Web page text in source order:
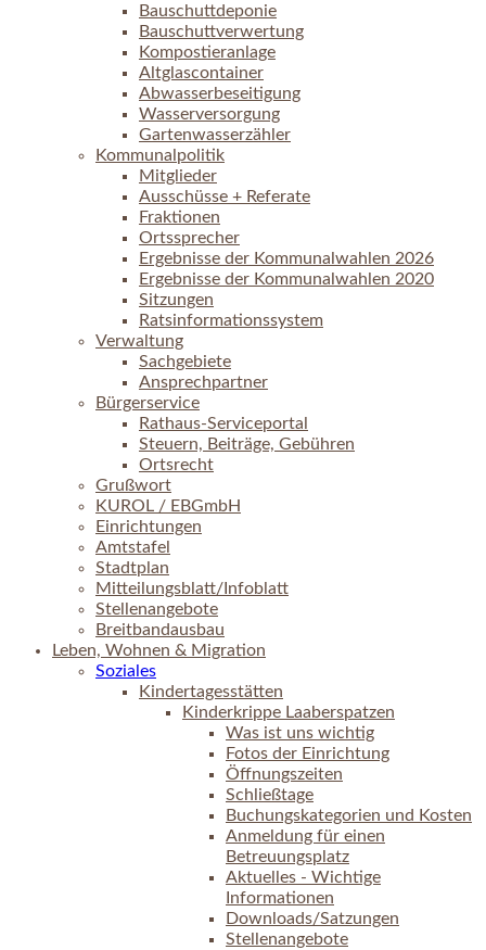
Bauschuttdeponie
Bauschuttverwertung
Kompostieranlage
Altglascontainer
Abwasserbeseitigung
Wasserversorgung
Gartenwasserzähler
Kommunalpolitik
Mitglieder
Ausschüsse + Referate
Fraktionen
Ortssprecher
Ergebnisse der Kommunalwahlen 2026
Ergebnisse der Kommunalwahlen 2020
Sitzungen
Ratsinformationssystem
Verwaltung
Sachgebiete
Ansprechpartner
Bürgerservice
Rathaus-Serviceportal
Steuern, Beiträge, Gebühren
Ortsrecht
Grußwort
KUROL / EBGmbH
Einrichtungen
Amtstafel
Stadtplan
Mitteilungsblatt/Infoblatt
Stellenangebote
Breitbandausbau
Leben, Wohnen & Migration
Soziales
Kindertagesstätten
Kinderkrippe Laaberspatzen
Was ist uns wichtig
Fotos der Einrichtung
Öffnungszeiten
Schließtage
Buchungskategorien und Kosten
Anmeldung für einen
Betreuungsplatz
Aktuelles - Wichtige
Informationen
Downloads/Satzungen
Stellenangebote